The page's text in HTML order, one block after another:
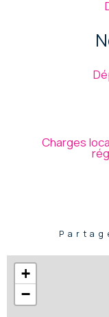
Charges
+
−